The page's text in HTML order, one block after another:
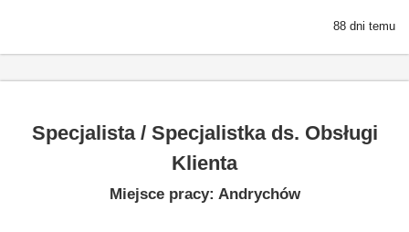
88 dni temu
Specjalista / Specjalistka ds. Obsługi
Klienta
Miejsce pracy: Andrychów